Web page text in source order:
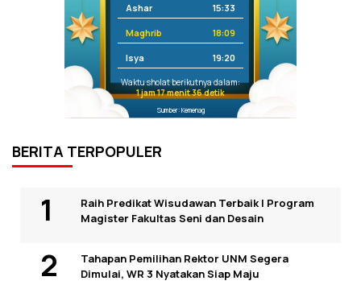
Ashar 15:33
Maghrib 18:09
Isya 19:20
Waktu sholat berikutnya dalam:
1 jam 17 menit 36 detik
Sumber: Kemenag
BERITA TERPOPULER
Raih Predikat Wisudawan Terbaik I Program
Magister Fakultas Seni dan Desain
Tahapan Pemilihan Rektor UNM Segera
Dimulai, WR 3 Nyatakan Siap Maju